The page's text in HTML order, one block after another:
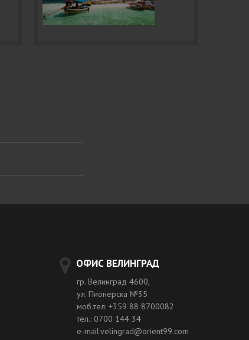
ОФИС ВЕЛИНГРАД
гр. Велинград 4600,
ул. Пионерска №35
моб.тел: +359 88 8700082
тел.: 0700 144 34
e-mail:velingrad@orient99.com